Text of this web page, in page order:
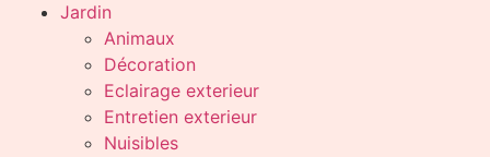
Jardin
Animaux
Décoration
Eclairage exterieur
Entretien exterieur
Nuisibles